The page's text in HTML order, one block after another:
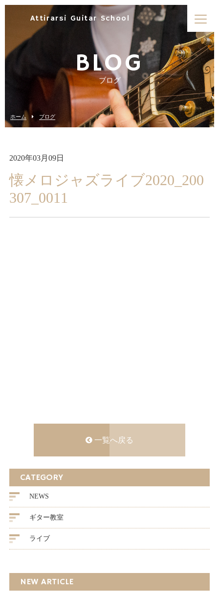
Attirarsi Guitar School
BLOG
ブログ
ホーム ブログ
2020年03月09日
懐メロジャズライブ2020_200
307_0011
一覧へ戻る
CATEGORY
NEWS
ギター教室
ライブ
NEW ARTICLE